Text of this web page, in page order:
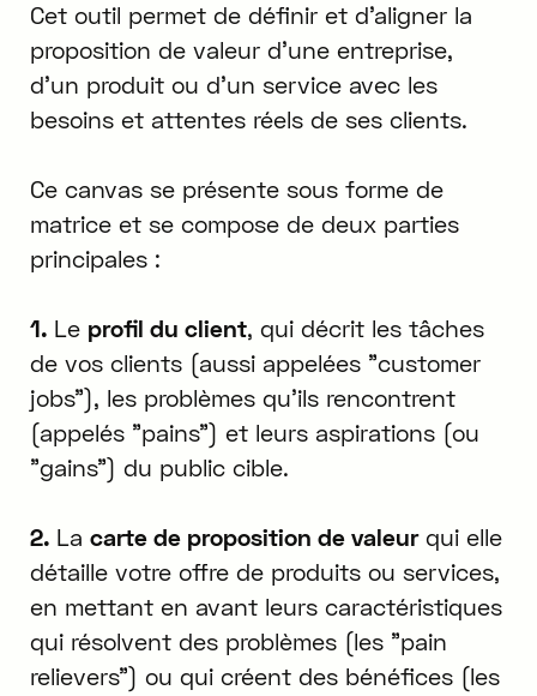
Cet outil permet de définir et d'aligner la
proposition de valeur d'une entreprise,
d'un produit ou d'un service avec les
besoins et attentes réels de ses clients.
Ce canvas se présente sous forme de
matrice et se compose de deux parties
principales :
1. Le profil du client, qui décrit les tâches
de vos clients (aussi appelées "customer
jobs"), les problèmes qu'ils rencontrent
(appelés "pains") et leurs aspirations (ou
"gains") du public cible.
2. La carte de proposition de valeurqui elle
détaille votre offre de produits ou services,
en mettant en avant leurs caractéristiques
qui résolvent des problèmes (les "pain
relievers") ou qui créent des bénéfices (les